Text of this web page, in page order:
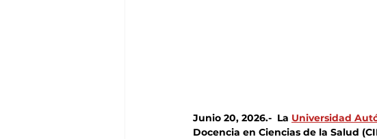
Junio 20, 2026.-  La Universidad
Docencia en Ciencias de la Salud